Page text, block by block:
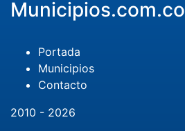
Municipios.com.co
Portada
Municipios
Contacto
2010 - 2026